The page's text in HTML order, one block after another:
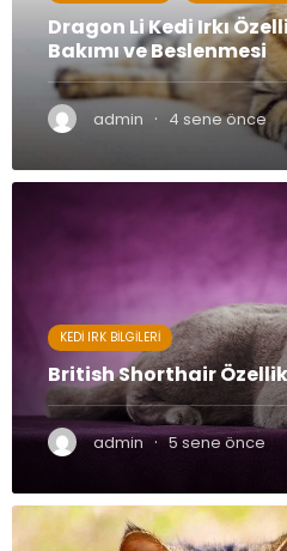
Dragon Li Kedi Irkı
Bakımı ve Beslenmesi
admin · 4 sene önce
KEDI IRK BILGILERI
British Shorthair
admin · 5 sene önce